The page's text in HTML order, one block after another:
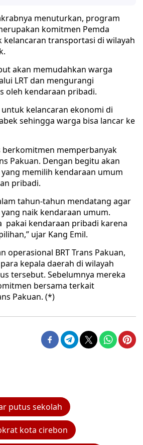
menuturkan, program
komitmen Pemda
kelancaran transportasi di wilayah
akan memudahkan warga
LRT dan mengurangi
oleh kendaraan pribadi.
kelancaran ekonomi di
sehingga warga bisa lancar ke
berkomitmen memperbanyak
Pakuan. Dengan begitu akan
memilih kendaraan umum
pribadi.
tahun-tahun mendatang agar
naik kendaraan umum.
pakai kendaraan pribadi karena
ujar Kang Emil.
operasional BRT Trans Pakuan,
kepala daerah di wilayah
tersebut. Sebelumnya mereka
bersama terkait
Pakuan. (*)
putus sekolah
kota cirebon